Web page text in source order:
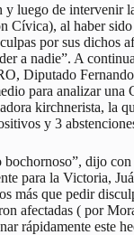
y luego de intervenir
Cívica), al haber
por sus dichos
a nadie”. A
Diputado
para analizar una
kirchnerista, la
y 3
dijo con
para la Victoria,
más que pedir
afectadas ( por
rápidamente este